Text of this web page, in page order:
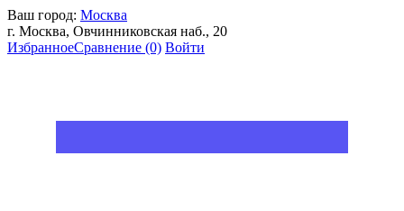
Ваш город: Москва
г. Москва, Овчинниковская наб., 20
ИзбранноеСравнение (0) Войти